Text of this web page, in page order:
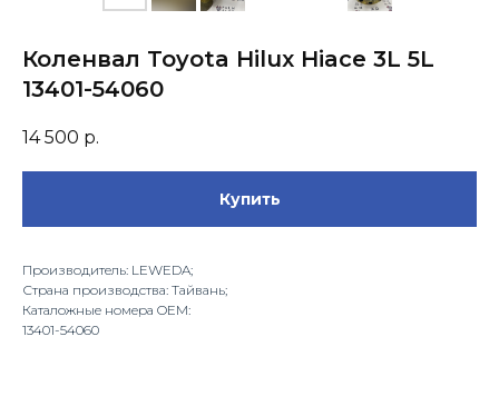
Коленвал Toyota Hilux Hiace 3L 5L
13401-54060
14 500 р.
Купить
Производитель: LEWEDA;
Страна производства: Тайвань;
Каталожные номера OEM:
13401-54060